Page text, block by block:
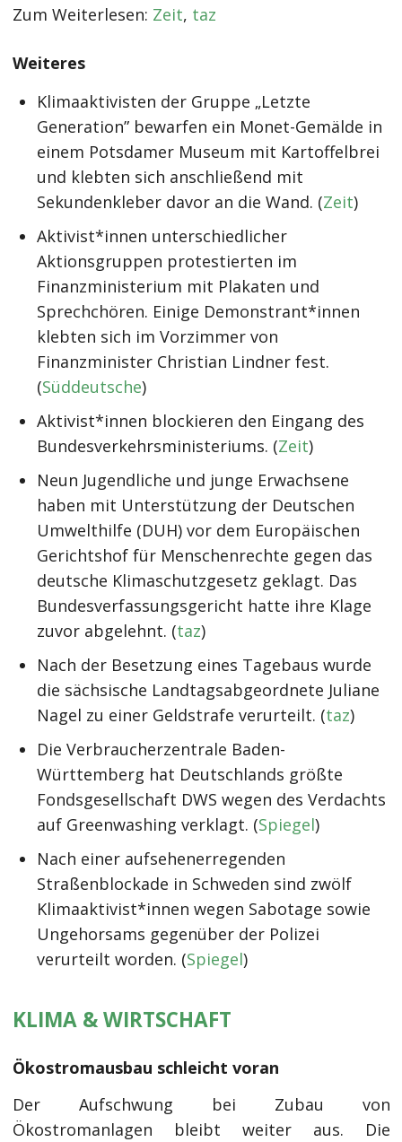
Zum Weiterlesen: Zeit, taz
Weiteres
Klimaaktivisten der Gruppe „Letzte
Generation” bewarfen ein Monet-Gemälde in
einem Potsdamer Museum mit Kartoffelbrei
und klebten sich anschließend mit
Sekundenkleber davor an die Wand. (Zeit)
Aktivist*innen unterschiedlicher
Aktionsgruppen protestierten im
Finanzministerium mit Plakaten und
Sprechchören. Einige Demonstrant*innen
klebten sich im Vorzimmer von
Finanzminister Christian Lindner fest.
(Süddeutsche)
Aktivist*innen blockieren den Eingang des
Bundesverkehrsministeriums. (Zeit)
Neun Jugendliche und junge Erwachsene
haben mit Unterstützung der Deutschen
Umwelthilfe (DUH) vor dem Europäischen
Gerichtshof für Menschenrechte gegen das
deutsche Klimaschutzgesetz geklagt. Das
Bundesverfassungsgericht hatte ihre Klage
zuvor abgelehnt. (taz)
Nach der Besetzung eines Tagebaus wurde
die sächsische Landtagsabgeordnete Juliane
Nagel zu einer Geldstrafe verurteilt. (taz)
Die Verbraucherzentrale Baden-
Württemberg hat Deutschlands größte
Fondsgesellschaft DWS wegen des Verdachts
auf Greenwashing verklagt. (Spiegel)
Nach einer aufsehenerregenden
Straßenblockade in Schweden sind zwölf
Klimaaktivist*innen wegen Sabotage sowie
Ungehorsams gegenüber der Polizei
verurteilt worden. (Spiegel)
KLIMA & WIRTSCHAFT
Ökostromausbau schleicht voran
Der Aufschwung bei Zubau von
Ökostromanlagen bleibt weiter aus. Die